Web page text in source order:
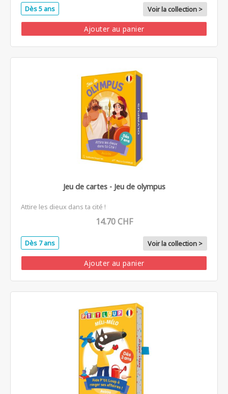
Dès 5 ans Voir la collection >
Ajouter au panier
Jeu de cartes - Jeu de olympus
Attire les dieux dans ta cité !
14.70 CHF
Dès 7 ans Voir la collection >
Ajouter au panier